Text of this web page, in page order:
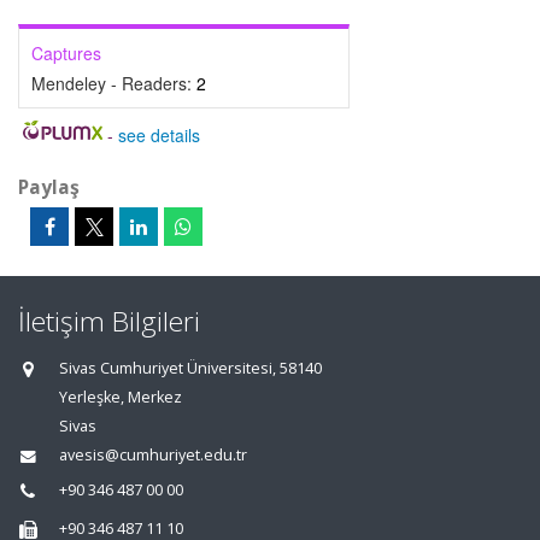
Captures
Mendeley - Readers: 2
- see details
Paylaş
İletişim Bilgileri
Sivas Cumhuriyet Üniversitesi, 58140
Yerleşke, Merkez
Sivas
avesis@cumhuriyet.edu.tr
+90 346 487 00 00
+90 346 487 11 10